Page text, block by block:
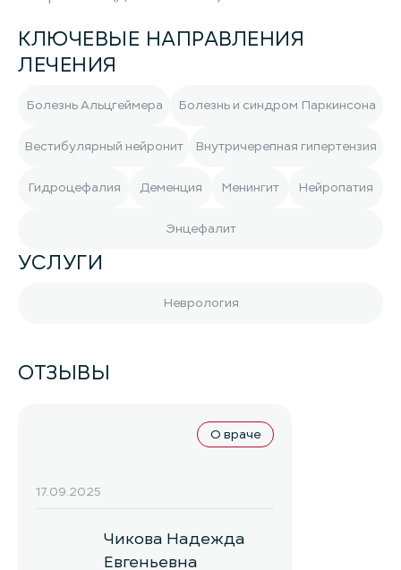
КЛЮЧЕВЫЕ НАПРАВЛЕНИЯ
ЛЕЧЕНИЯ
Болезнь Альцгеймера Болезнь и синдром Паркинсона
Вестибулярный нейронит Внутричерепная гипертензия
Гидроцефалия Деменция Менингит Нейропатия
Энцефалит
УСЛУГИ
Неврология
ОТЗЫВЫ
17.09.2025
О враче
Чикова Надежда
Евгеньевна